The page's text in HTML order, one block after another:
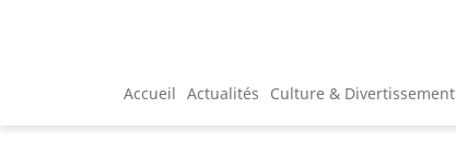
Accueil Actualités Culture & Divertissement